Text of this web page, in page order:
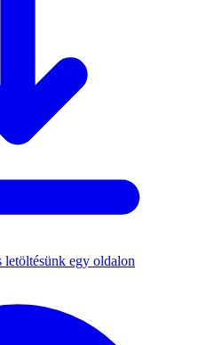
letöltésünk egy oldalon